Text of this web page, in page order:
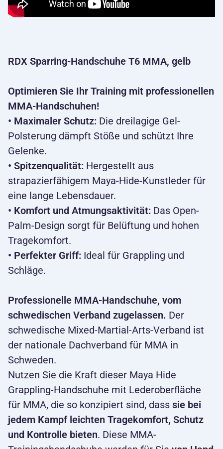
RDX Sparring-Handschuhe T6 MMA, gelb
Optimieren Sie Ihr Training mit professionellen
MMA-Handschuhen!
• Maximaler Schutz: Die dreilagige Gel-
Polsterung dämpft Stöße und schützt Ihre
Gelenke.
• Spitzenqualität: Hergestellt aus
strapazierfähigem Maya-Hide-Kunstleder für
eine lange Lebensdauer.
• Komfort und Atmungsaktivität: Das Open-
Palm-Design sorgt für Belüftung und hohen
Tragekomfort.
• Perfekter Griff: Ideal für Grappling und
Schläge.
Professionelle MMA-Handschuhe, vom
schwedischen Verband zugelassen. Der
schwedische Mixed-Martial-Arts-Verband ist
der nationale Dachverband für MMA in
Schweden.
Nutzen Sie die Kraft dieser Maya Hide
Grappling-Handschuhe mit Lederoberfläche
für MMA, die so konzipiert sind, dass sie bei
jedem Kampf leichten Tragekomfort, Schutz
und Kontrolle bieten. Diese MMA-